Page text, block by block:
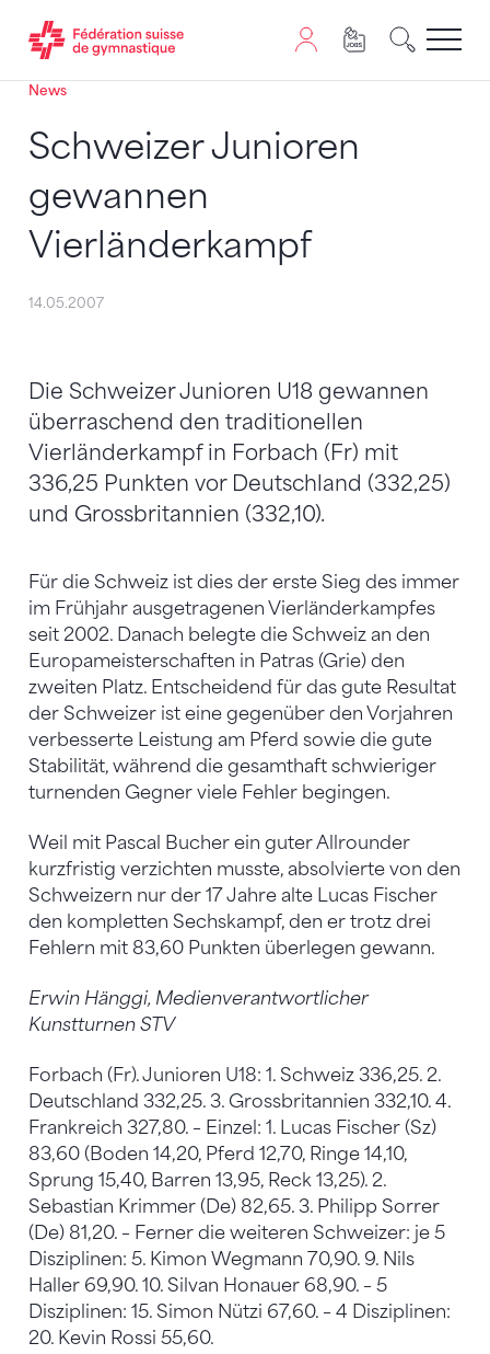
Passer au contenu
Naviguer vers le plan du siten
JavaScript est nécessaire pour naviguer sur ce site.
News
Schweizer Junioren
gewannen
Vierländerkampf
14.05.2007
Die Schweizer Junioren U18 gewannen
überraschend den traditionellen
Vierländerkampf in Forbach (Fr) mit
336,25 Punkten vor Deutschland (332,25)
und Grossbritannien (332,10).
Für die Schweiz ist dies der erste Sieg des immer
im Frühjahr ausgetragenen Vierländerkampfes
seit 2002. Danach belegte die Schweiz an den
Europameisterschaften in Patras (Grie) den
zweiten Platz. Entscheidend für das gute Resultat
der Schweizer ist eine gegenüber den Vorjahren
verbesserte Leistung am Pferd sowie die gute
Stabilität, während die gesamthaft schwieriger
turnenden Gegner viele Fehler begingen.
Weil mit Pascal Bucher ein guter Allrounder
kurzfristig verzichten musste, absolvierte von den
Schweizern nur der 17 Jahre alte Lucas Fischer
den kompletten Sechskampf, den er trotz drei
Fehlern mit 83,60 Punkten überlegen gewann.
Erwin Hänggi, Medienverantwortlicher
Kunstturnen STV
Forbach (Fr). Junioren U18: 1. Schweiz 336,25. 2.
Deutschland 332,25. 3. Grossbritannien 332,10. 4.
Frankreich 327,80. – Einzel: 1. Lucas Fischer (Sz)
83,60 (Boden 14,20, Pferd 12,70, Ringe 14,10,
Sprung 15,40, Barren 13,95, Reck 13,25). 2.
Sebastian Krimmer (De) 82,65. 3. Philipp Sorrer
(De) 81,20. – Ferner die weiteren Schweizer: je 5
Disziplinen: 5. Kimon Wegmann 70,90. 9. Nils
Haller 69,90. 10. Silvan Honauer 68,90. – 5
Disziplinen: 15. Simon Nützi 67,60. – 4 Disziplinen:
20. Kevin Rossi 55,60.